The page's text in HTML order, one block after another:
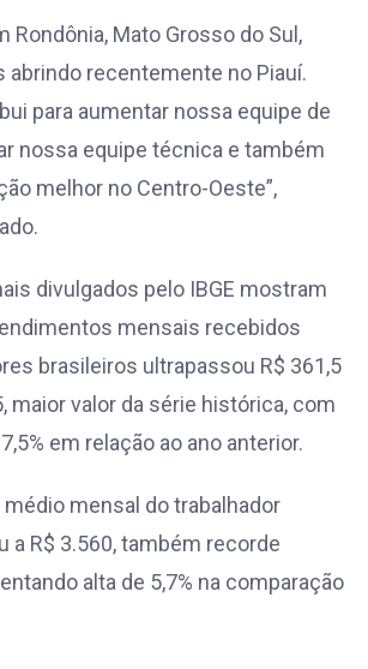
Rondônia, Mato Grosso do Sul,
abrindo recentemente no Piauí.
para aumentar nossa equipe de
nossa equipe técnica e também
melhor no Centro-Oeste”,
divulgados pelo IBGE mostram
mensais recebidos
brasileiros ultrapassou R$ 361,5
maior valor da série histórica, com
em relação ao ano anterior.
mensal do trabalhador
a R$ 3.560, também recorde
alta de 5,7% na comparação